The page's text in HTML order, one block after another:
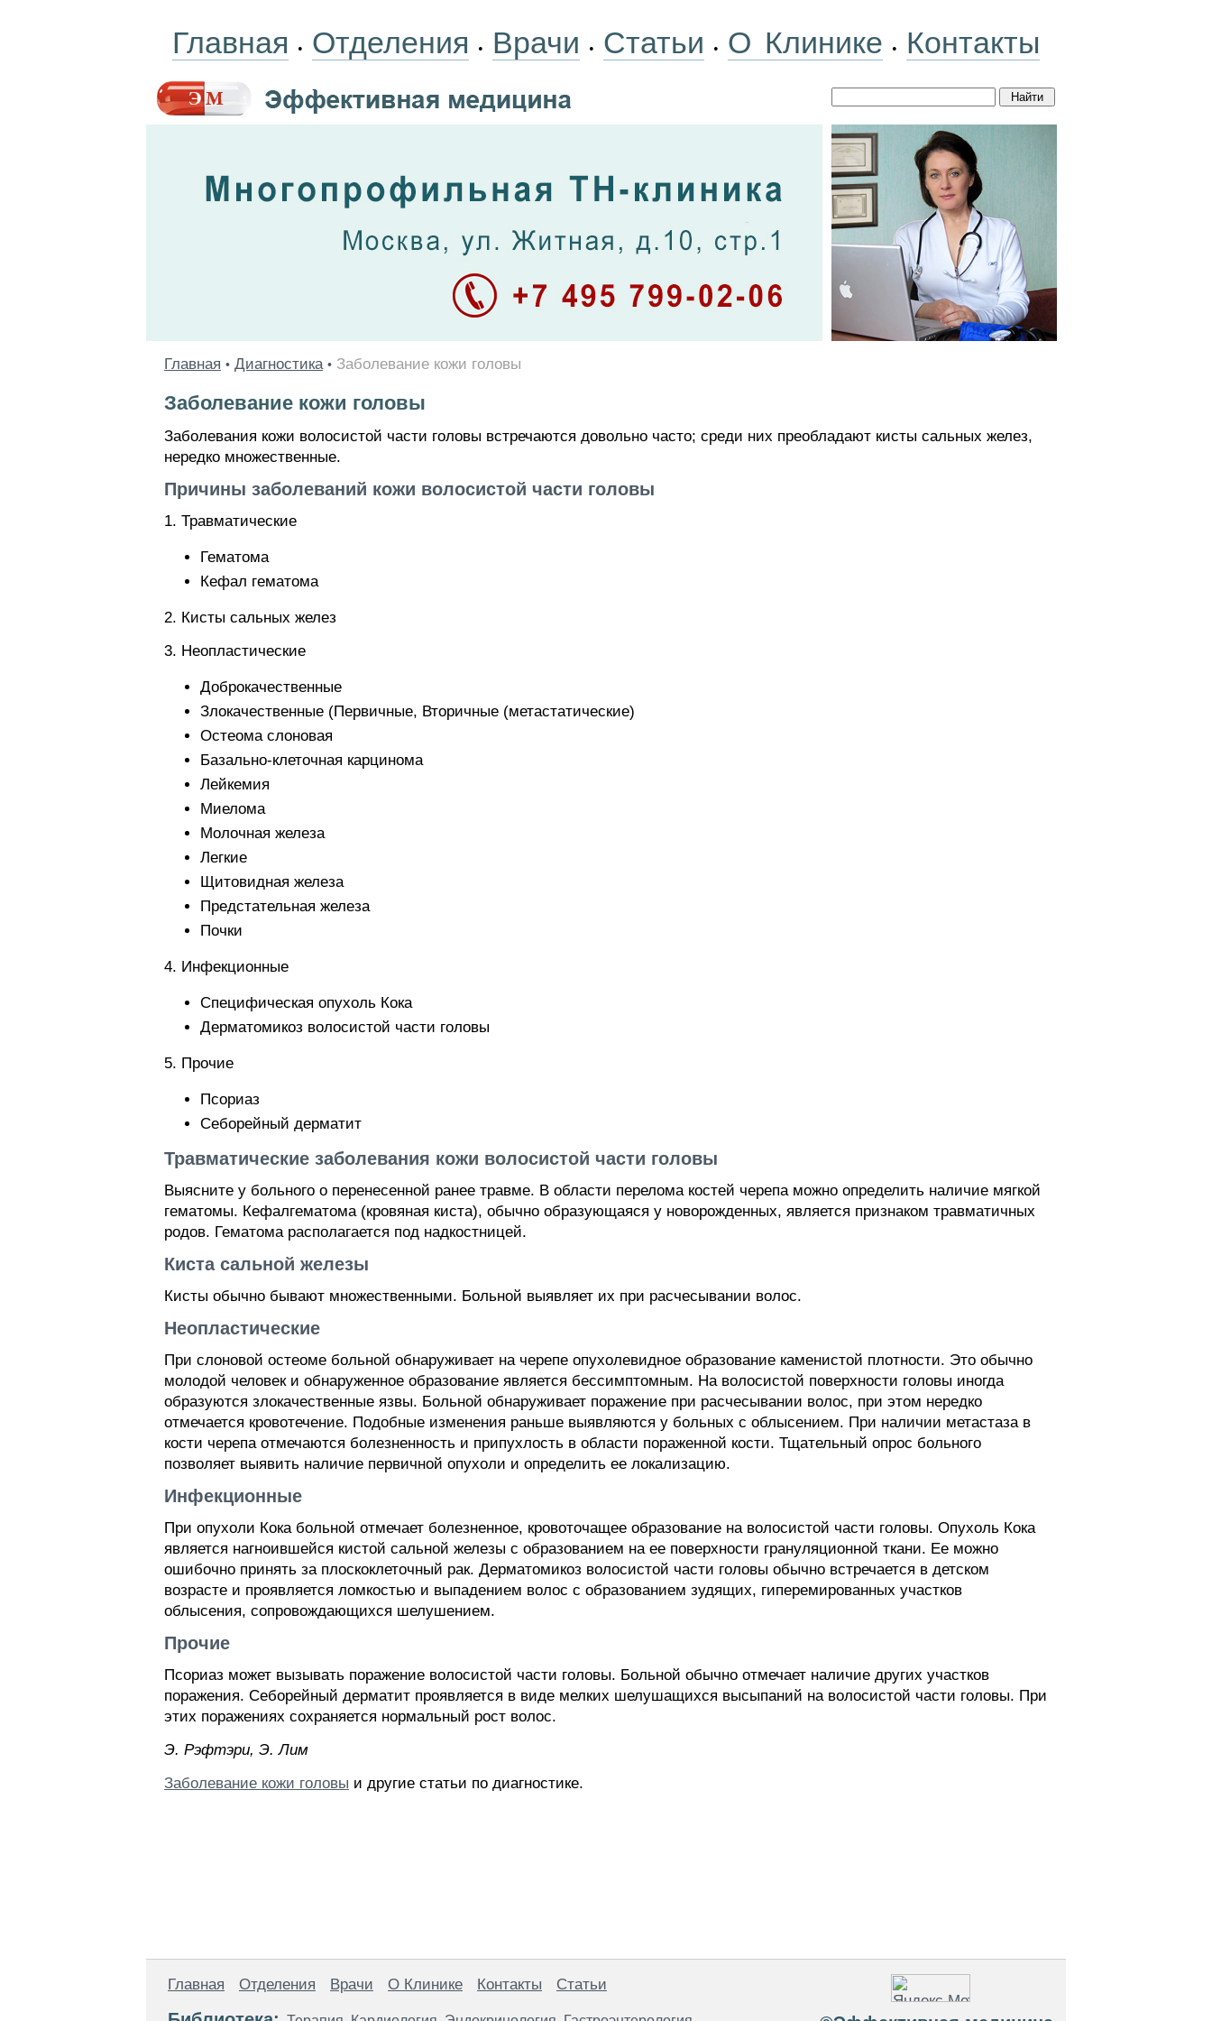
Главная • Отделения • Врачи • Статьи • О Клинике • Контакты
Главная • Диагностика • Заболевание кожи головы
Заболевание кожи головы
Заболевания кожи волосистой части головы встречаются довольно часто; среди них преобладают кисты сальных желез,
нередко множественные.
Причины заболеваний кожи волосистой части головы
1. Травматические
Гематома
Кефал гематома
2. Кисты сальных желез
3. Неопластические
Доброкачественные
Злокачественные (Первичные, Вторичные (метастатические)
Остеома слоновая
Базально-клеточная карцинома
Лейкемия
Миелома
Молочная железа
Легкие
Щитовидная железа
Предстательная железа
Почки
4. Инфекционные
Специфическая опухоль Кока
Дерматомикоз волосистой части головы
5. Прочие
Псориаз
Себорейный дерматит
Травматические заболевания кожи волосистой части головы
Выясните у больного о перенесенной ранее травме. В области перелома костей черепа можно определить наличие мягкой
гематомы. Кефалгематома (кровяная киста), обычно образующаяся у новорожденных, является признаком травматичных
родов. Гематома располагается под надкостницей.
Киста сальной железы
Кисты обычно бывают множественными. Больной выявляет их при расчесывании волос.
Неопластические
При слоновой остеоме больной обнаруживает на черепе опухолевидное образование каменистой плотности. Это обычно
молодой человек и обнаруженное образование является бессимптомным. На волосистой поверхности головы иногда
образуются злокачественные язвы. Больной обнаруживает поражение при расчесывании волос, при этом нередко
отмечается кровотечение. Подобные изменения раньше выявляются у больных с облысением. При наличии метастаза в
кости черепа отмечаются болезненность и припухлость в области пораженной кости. Тщательный опрос больного
позволяет выявить наличие первичной опухоли и определить ее локализацию.
Инфекционные
При опухоли Кока больной отмечает болезненное, кровоточащее образование на волосистой части головы. Опухоль Кока
является нагноившейся кистой сальной железы с образованием на ее поверхности грануляционной ткани. Ее можно
ошибочно принять за плоскоклеточный рак. Дерматомикоз волосистой части головы обычно встречается в детском
возрасте и проявляется ломкостью и выпадением волос с образованием зудящих, гиперемированных участков
облысения, сопровождающихся шелушением.
Прочие
Псориаз может вызывать поражение волосистой части головы. Больной обычно отмечает наличие других участков
поражения. Себорейный дерматит проявляется в виде мелких шелушащихся высыпаний на волосистой части головы. При
этих поражениях сохраняется нормальный рост волос.
Э. Pэфтэpи, Э. Лим
Заболевание кожи головы и другие статьи по диагностике.
Главная Отделения Врачи О Клинике Контакты Статьи